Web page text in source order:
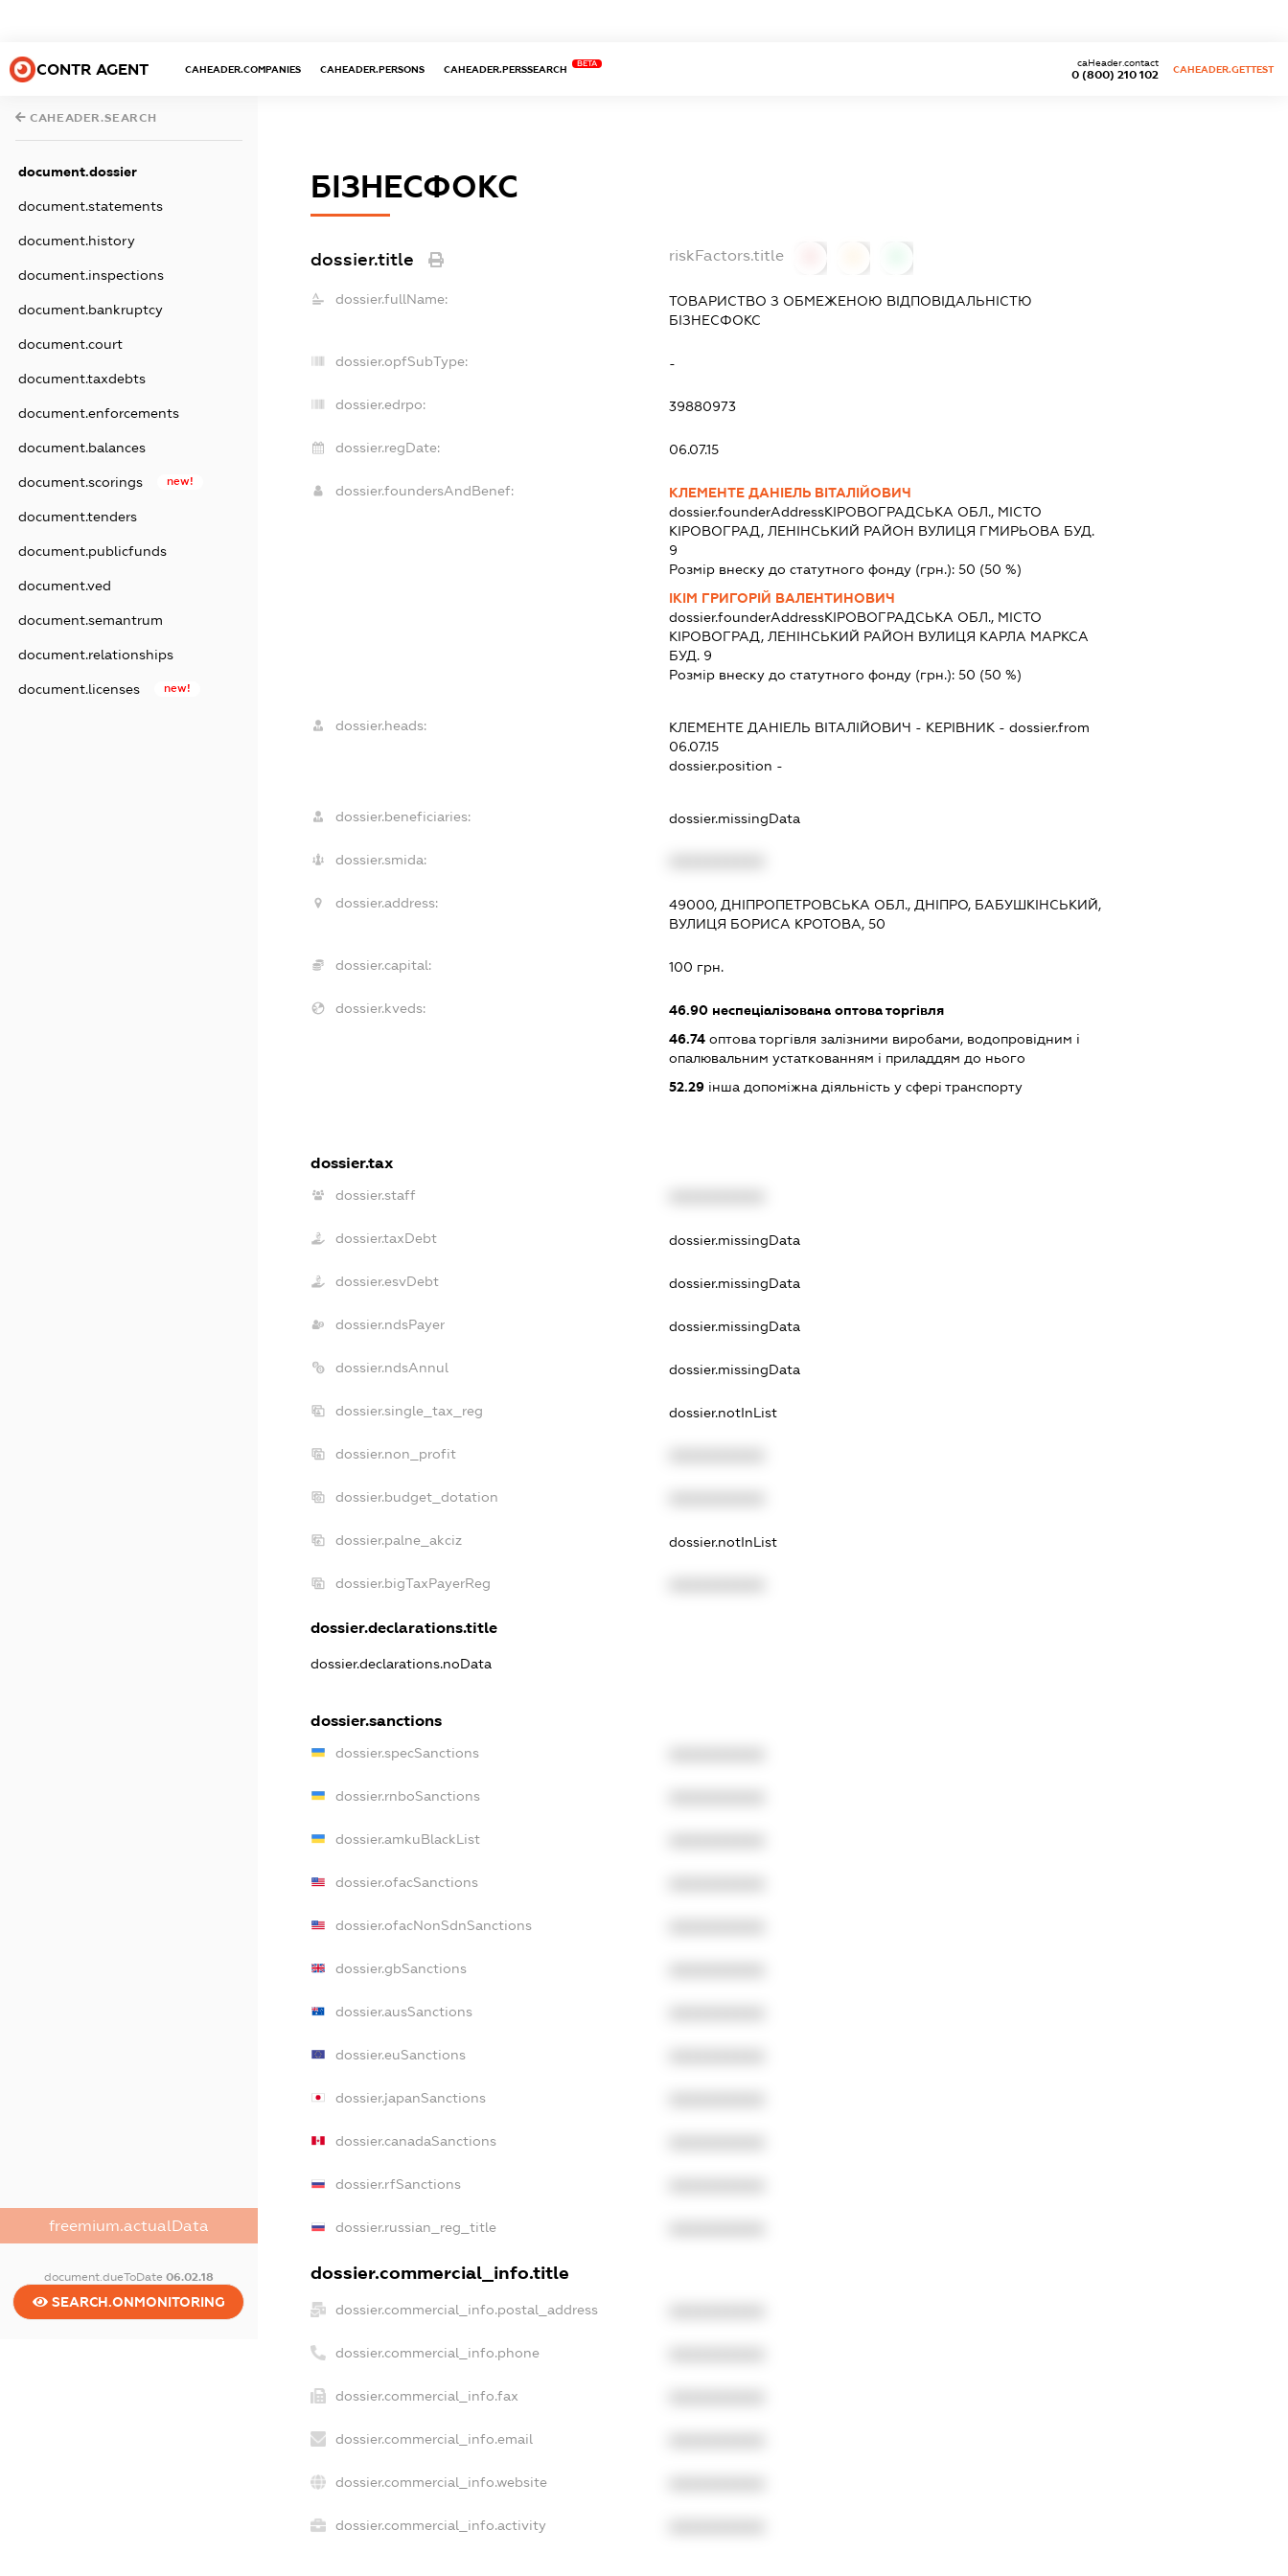
CONTR AGENT CAHEADER.COMPANIES CAHEADER.PERSONS CAHEADER.PERSSEARCH
BETA
0 (800) 210 102
caHeader.contact
CAHEADER.GETTEST
CAHEADER.SEARCH
document.dossier
document.statements
document.history
document.inspections
document.bankruptcy
document.court
document.taxdebts
document.enforcements
document.balances
document.scorings new!
document.tenders
document.publicfunds
document.ved
document.semantrum
document.relationships
document.licenses new!
freemium.actualData
document.dueToDate 06.02.18
SEARCH.ONMONITORING
БІЗНЕСФОКС
dossier.title riskFactors.title
dossier.fullName:
ТОВАРИСТВО З ОБМЕЖЕНОЮ ВІДПОВІДАЛЬНІСТЮ
БІЗНЕСФОКС
dossier.opfSubType: -
dossier.edrpo: 39880973
dossier.regDate: 06.07.15
dossier.foundersAndBenef:
КЛЕМЕНТЕ ДАНІЕЛЬ ВІТАЛІЙОВИЧ
dossier.founderAddressКІРОВОГРАДСЬКА ОБЛ., МІСТО
КІРОВОГРАД, ЛЕНІНСЬКИЙ РАЙОН ВУЛИЦЯ ГМИРЬОВА БУД.
9
Розмір внеску до статутного фонду (грн.): 50 (50 %)
ІКІМ ГРИГОРІЙ ВАЛЕНТИНОВИЧ
dossier.founderAddressКІРОВОГРАДСЬКА ОБЛ., МІСТО
КІРОВОГРАД, ЛЕНІНСЬКИЙ РАЙОН ВУЛИЦЯ КАРЛА МАРКСА
БУД. 9
Розмір внеску до статутного фонду (грн.): 50 (50 %)
dossier.heads: КЛЕМЕНТЕ ДАНІЕЛЬ ВІТАЛІЙОВИЧ - КЕРІВНИК - dossier.from
06.07.15
dossier.position -
dossier.beneficiaries: dossier.missingData
dossier.smida:
dossier.address:
49000, ДНІПРОПЕТРОВСЬКА ОБЛ., ДНІПРО, БАБУШКІНСЬКИЙ,
ВУЛИЦЯ БОРИСА КРОТОВА, 50
dossier.capital: 100 грн.
dossier.kveds: 46.90неспеціалізована оптова торгівля
46.74оптова торгівля залізними виробами, водопровідним і
опалювальним устаткованням і приладдям до нього
52.29інша допоміжна діяльність у сфері транспорту
dossier.tax
dossier.staff
dossier.taxDebt dossier.missingData
dossier.esvDebt dossier.missingData
dossier.ndsPayer dossier.missingData
dossier.ndsAnnul dossier.missingData
dossier.single_tax_reg dossier.notInList
dossier.non_profit
dossier.budget_dotation
dossier.palne_akciz dossier.notInList
dossier.bigTaxPayerReg
dossier.declarations.title
dossier.declarations.noData
dossier.sanctions
dossier.specSanctions
dossier.rnboSanctions
dossier.amkuBlackList
dossier.ofacSanctions
dossier.ofacNonSdnSanctions
dossier.gbSanctions
dossier.ausSanctions
dossier.euSanctions
dossier.japanSanctions
dossier.canadaSanctions
dossier.rfSanctions
dossier.russian_reg_title
dossier.commercial_info.title
dossier.commercial_info.postal_address
dossier.commercial_info.phone
dossier.commercial_info.fax
dossier.commercial_info.email
dossier.commercial_info.website
dossier.commercial_info.activity